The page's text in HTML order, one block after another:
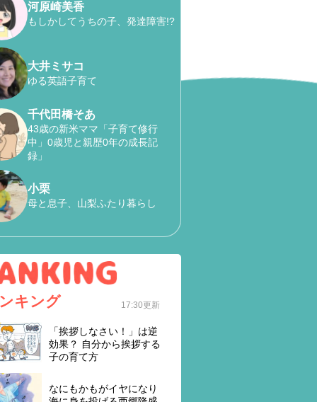
河原崎美香
もしかしてうちの子、発達障害!?
大井ミサコ
ゆる英語子育て
千代田橋そあ
43歳の新米ママ「子育て修行
中」0歳児と親歴0年の成長記
録」
小栗
母と息子、山梨ふたり暮らし
キング 17:30更新
「挨拶しなさい！」は逆
効果？ 自分から挨拶する
子の育て方
なにもかもがイヤになり